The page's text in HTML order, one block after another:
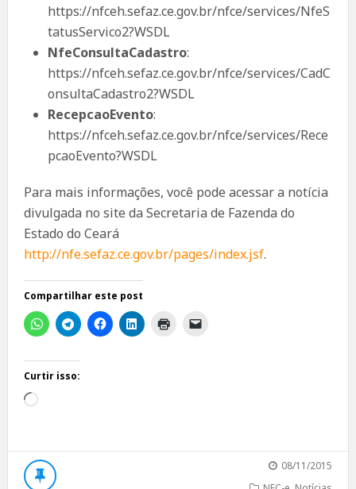
https://nfceh.sefaz.ce.gov.br/nfce/services/NfeS
tatusServico2?WSDL
NfeConsultaCadastro:
https://nfceh.sefaz.ce.gov.br/nfce/services/CadC
onsultaCadastro2?WSDL
RecepcaoEvento:
https://nfceh.sefaz.ce.gov.br/nfce/services/Rece
pcaoEvento?WSDL
Para mais informações, você pode acessar a notícia
divulgada no site da Secretaria de Fazenda do
Estado do Ceará
http://nfe.sefaz.ce.gov.br/pages/index.jsf.
Compartilhar este post
Curtir isso:
Carregando...
08/11/2015